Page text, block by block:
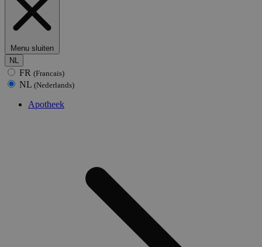
Menu sluiten
NL
FR (Francais)
NL (Nederlands)
Apotheek